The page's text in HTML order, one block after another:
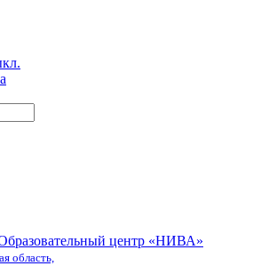
центр «НИВА»
область,